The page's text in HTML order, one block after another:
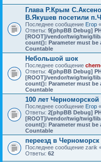
Глава Р.Крым
В.Якушев посетили
Последнее сообщение Егор «
Ответы: 9[phpBB Debug]
[ROOT]/vendor/twig/twig/
count(): Parameter must
Countable
Небольшой шок
Последнее сообщение
Ответы: 4[phpBB Debug]
[ROOT]/vendor/twig/twig/
count(): Parameter must
Countable
100 лет
Последнее сообщение Егор «
Ответы: 2[phpBB Debug]
[ROOT]/vendor/twig/twig/
count(): Parameter must
Countable
переезд в
Последнее сообщение zarik
Ответы: 62